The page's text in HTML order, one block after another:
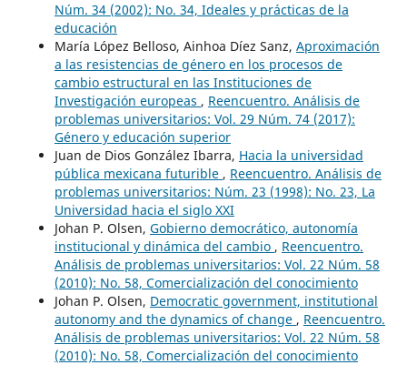
Núm. 34 (2002): No. 34, Ideales y prácticas de la
educación
María López Belloso, Ainhoa Díez Sanz, Aproximación
a las resistencias de género en los procesos de
cambio estructural en las Instituciones de
Investigación europeas , Reencuentro. Análisis de
problemas universitarios: Vol. 29 Núm. 74 (2017):
Género y educación superior
Juan de Dios González Ibarra, Hacia la universidad
pública mexicana futurible , Reencuentro. Análisis de
problemas universitarios: Núm. 23 (1998): No. 23, La
Universidad hacia el siglo XXI
Johan P. Olsen, Gobierno democrático, autonomía
institucional y dinámica del cambio , Reencuentro.
Análisis de problemas universitarios: Vol. 22 Núm. 58
(2010): No. 58, Comercialización del conocimiento
Johan P. Olsen, Democratic government, institutional
autonomy and the dynamics of change , Reencuentro.
Análisis de problemas universitarios: Vol. 22 Núm. 58
(2010): No. 58, Comercialización del conocimiento